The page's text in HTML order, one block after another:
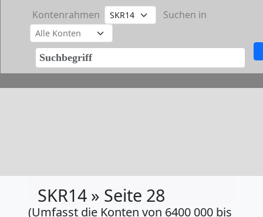
Kontenrahmen Suchen in
SKR14 » Seite 28
(Umfasst die Konten von 6400 000 bis